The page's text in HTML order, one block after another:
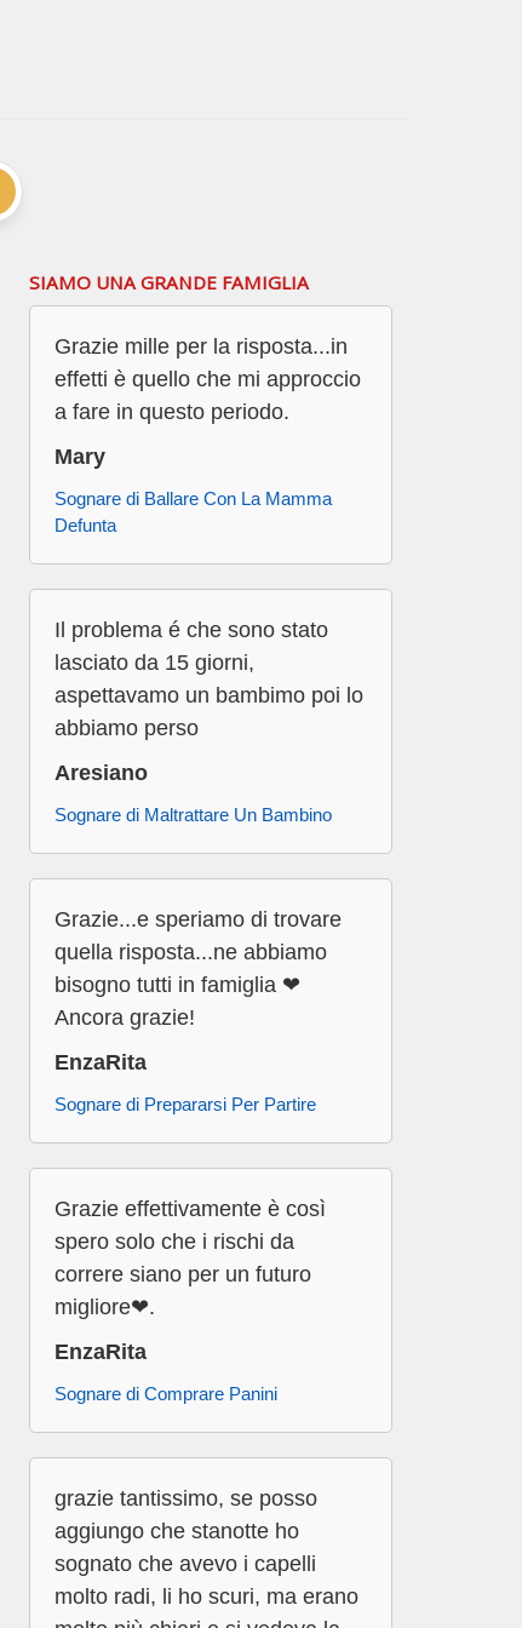
SIAMO UNA GRANDE FAMIGLIA
Grazie mille per la risposta...in
effetti è quello che mi approccio
a fare in questo periodo.
Mary
Sognare di Ballare Con La Mamma
Defunta
Il problema é che sono stato
lasciato da 15 giorni,
aspettavamo un bambimo poi lo
abbiamo perso
Aresiano
Sognare di Maltrattare Un Bambino
Grazie...e speriamo di trovare
quella risposta...ne abbiamo
bisogno tutti in famiglia ❤
Ancora grazie!
EnzaRita
Sognare di Prepararsi Per Partire
Grazie effettivamente è così
spero solo che i rischi da
correre siano per un futuro
migliore❤.
EnzaRita
Sognare di Comprare Panini
grazie tantissimo, se posso
aggiungo che stanotte ho
sognato che avevo i capelli
molto radi, li ho scuri, ma erano